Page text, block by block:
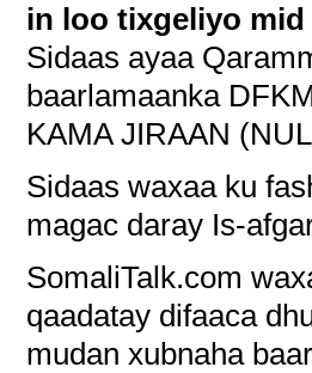
in loo tixgeliyo mid
Sidaas ayaa
baarlamaanka
KAMA JIRAAN
Sidaas waxaa ku
magac daray Is-
SomaliTalk.com
qaadatay difaaca
mudan xubnaha